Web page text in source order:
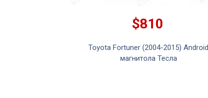
$810
Toyota Fortuner (2004-2015) Android
магнитола Тесла